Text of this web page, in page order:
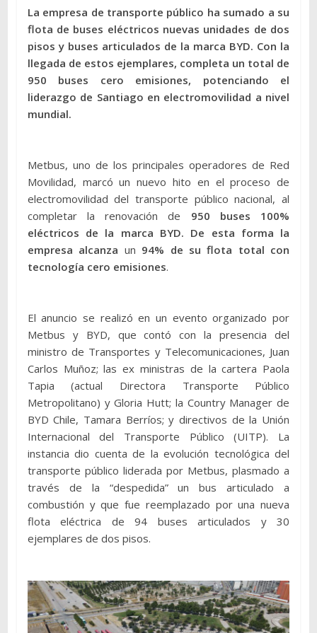
La empresa de transporte público ha sumado a su
flota de buses eléctricos nuevas unidades de dos
pisos y buses articulados de la marca BYD. Con la
llegada de estos ejemplares, completa un total de
950 buses cero emisiones, potenciando el
liderazgo de Santiago en electromovilidad a nivel
mundial.
Metbus, uno de los principales operadores de Red
Movilidad, marcó un nuevo hito en el proceso de
electromovilidad del transporte público nacional, al
completar la renovación de 950 buses 100%
eléctricos de la marca BYD. De esta forma la
empresa alcanza un 94% de su flota total con
tecnología cero emisiones.
El anuncio se realizó en un evento organizado por
Metbus y BYD, que contó con la presencia del
ministro de Transportes y Telecomunicaciones, Juan
Carlos Muñoz; las ex ministras de la cartera Paola
Tapia (actual Directora Transporte Público
Metropolitano) y Gloria Hutt; la Country Manager de
BYD Chile, Tamara Berríos; y directivos de la Unión
Internacional del Transporte Público (UITP). La
instancia dio cuenta de la evolución tecnológica del
transporte público liderada por Metbus, plasmado a
través de la “despedida” un bus articulado a
combustión y que fue reemplazado por una nueva
flota eléctrica de 94 buses articulados y 30
ejemplares de dos pisos.